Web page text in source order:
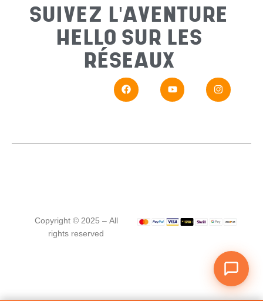
SUIVEZ L'AVENTURE
HELLO SUR LES
RÉSEAUX
Copyright © 2025 – All
rights reserved